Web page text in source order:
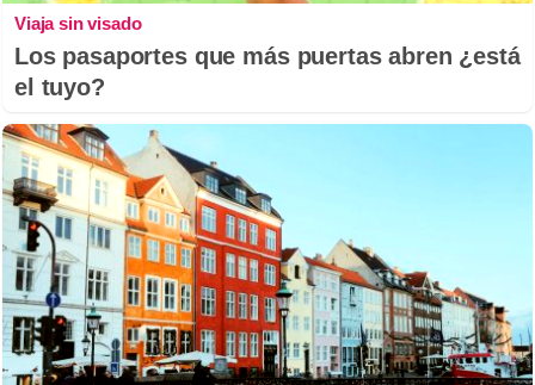
Viaja sin visado
Los pasaportes que más puertas abren ¿está
el tuyo?